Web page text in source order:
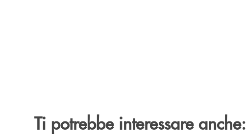
Ti potrebbe interessare anche: